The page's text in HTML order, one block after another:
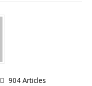
904 Articles